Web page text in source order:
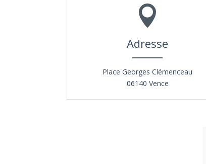

Adresse
Place Georges Clémenceau
06140 Vence